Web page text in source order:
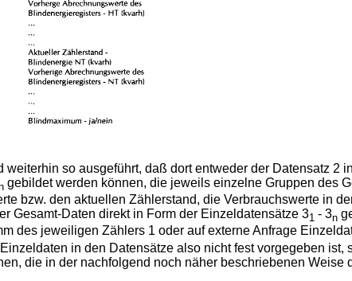
weiterhin so ausgeführt, daß dort entweder der Datensatz
gebildet werden können, die jeweils einzelne Gruppen des
bzw. den aktuellen Zählerstand, die Verbrauchswerte in
Gesamt-Daten direkt in Form der Einzeldatensätze 31 - 3n
des jeweiligen Zählers 1 oder auf externe Anfrage
in den Datensätze also nicht fest vorgegeben
die in der nachfolgend noch näher beschriebenen Weise